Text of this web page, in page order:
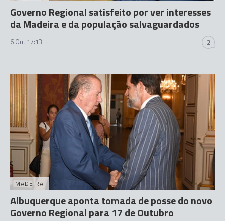
Governo Regional satisfeito por ver interesses
da Madeira e da população salvaguardados
6 Out 17:13 2
MADEIRA
Albuquerque aponta tomada de posse do novo
Governo Regional para 17 de Outubro